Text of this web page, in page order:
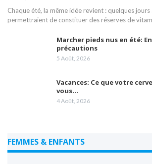
Chaque été, la même idée revient : quelques jours
permettraient de constituer des réserves de
Marcher pieds nus en été:
précautions
5 Août, 2026
Vacances: Ce que votre
vous…
4 Août, 2026
FEMMES & ENFANTS